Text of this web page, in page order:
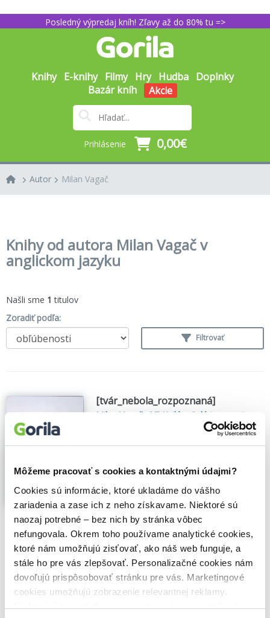
Môžeme pracovať s cookies a kontaktnými údajmi?
Cookies sú informácie, ktoré ukladáme do vášho
zariadenia a zase ich z neho získavame. Niektoré sú
naozaj potrebné – bez nich by stránka vôbec
nefungovala. Okrem toho používame analytické cookies,
ktoré nám umožňujú zisťovať, ako náš web funguje, a
stále ho pre vás zlepšovať. Personalizačné cookies nám
dovoľujú prispôsobovať stránku pre vás. Marketingové
cookies umožňujú zobrazenie relevantnej reklamy.
Niektoré údaje zdieľame aj s tretími stranami. Veľmi by
Posledný výpredaj kníh! Zľavy až do 80% tu =>
Knihy E-knihy Filmy Hry Hudba Doplnky
Bazár kníh
Akcie
Prihlásenie 0,00€
Autor Milan Vagač
Knihy od autora Milan Vagač v
anglickom jazyku
Našli sme 1 titulov
Zoradiť podľa:
Filtrovať
[tvár_nebola_rozpoznaná]
Milan Vagač OZ Kailás, Galéria umenia
formálnych a obsahových možností
prekračovaním hraníc klasických
vyjadrovacích prostriedkov. Uvažuje o
funkcii maľby v kontexte súčasnej doby, v
ktorej digitálne...
Zobraziť viac
🍌 Odosielame o 6 dní.
7,50€ Do košíka